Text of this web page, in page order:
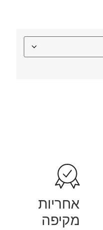
אחריות
מקיפה